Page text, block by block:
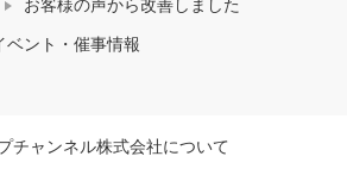
お客様の声から改善しました
ベント・催事情報
チャンネル株式会社について